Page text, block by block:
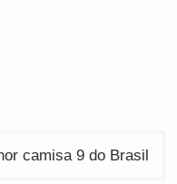
camisa 9 do Brasil